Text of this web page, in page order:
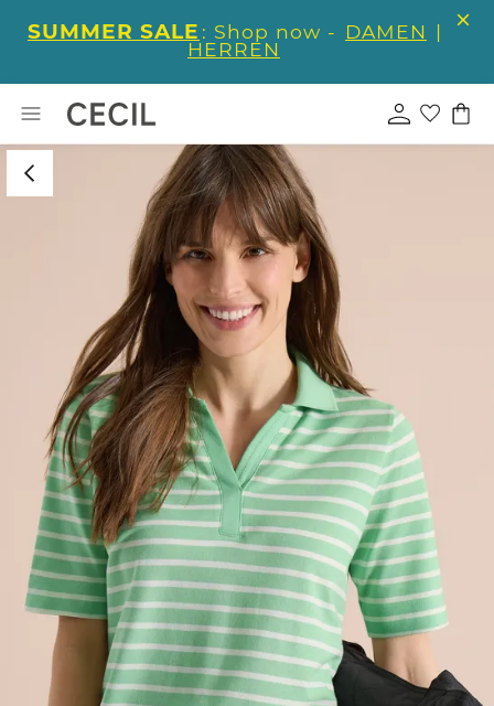
SUMMER SALE : Shop now - DAMEN |
HERREN